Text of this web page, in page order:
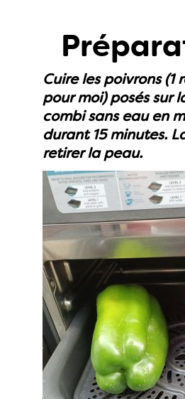
Cuire les poivrons (1
pour moi) posés sur
combi sans eau en
durant 15 minutes.
retirer la peau.